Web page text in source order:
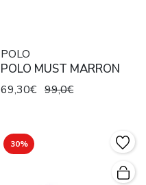
POLO
POLO MUST MARRON
69,30€ 99,0€
30%